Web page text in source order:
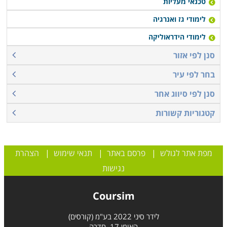
לימודי גז ואנרגיה
לימודי הידראוליקה
סנן לפי אזור
בחר לפי עיר
סנן לפי סיווג אחר
קטגוריות קשורות
מפת אתר לגולש |פרסם באתר | תנאי שימוש | הצהרת
נגישות
Coursim
לידר סיני 2022 בע"מ (קורסים)